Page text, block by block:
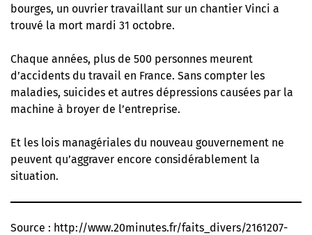
bourges, un ouvrier travaillant sur un chantier Vinci a
trouvé la mort mardi 31 octobre.
Chaque années, plus de 500 personnes meurent
d’accidents du travail en France. Sans compter les
maladies, suicides et autres dépressions causées par la
machine à broyer de l’entreprise.
Et les lois managériales du nouveau gouvernement ne
peuvent qu’aggraver encore considérablement la
situation.
Source : http://www.20minutes.fr/faits_divers/2161207-